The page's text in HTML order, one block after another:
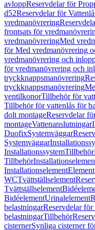
avloppReservdelar för
d52Reservdelar för
vredmanövrering
frontsats för
vredmanövreringMed
för Med vredmanövrering
vredmanövrering och
för vredmanövrering och
tryckknappsmanövrering
tryckknappsmanövrering
ventilkonorTillbehör för
Tillbehör för vattenlås för
dolt montageReservdelar
montageVattenanslutningar
DuofixSystemväggar
Systemväggar
InstallationssystemTillbehör
Tillbehör
Installationselement
WCTvättställselement
Tvättställselement
BidéelementUrinalelement
belastningarReservdelar
belastningarTillbehör
cisternerSynliga cisterner